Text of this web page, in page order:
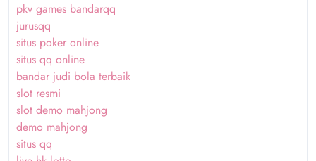
pkv games bandarqq
jurusqq
situs poker online
situs qq online
bandar judi bola terbaik
slot resmi
slot demo mahjong
demo mahjong
situs qq